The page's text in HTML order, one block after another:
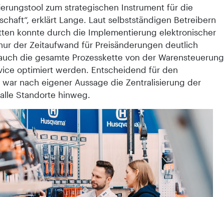
zum strategischen Instrument für die
erklärt Lange. Laut selbstständigen Betreibern
konnte durch die Implementierung elektronischer
der Zeitaufwand für Preisänderungen deutlich
die gesamte Prozesskette von der Warensteuerung
optimiert werden. Entscheidend für den
nach eigener Aussage die Zentralisierung der
Standorte hinweg.